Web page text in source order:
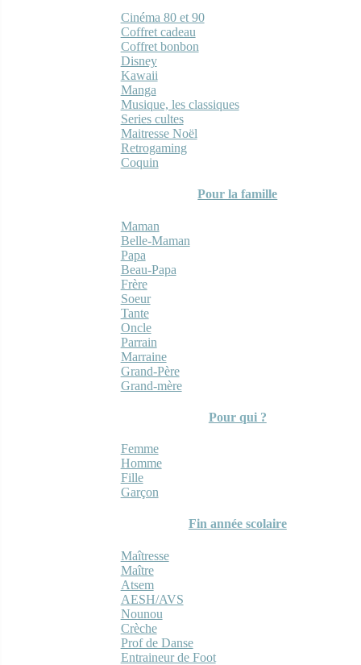
Cinéma 80 et 90
Coffret cadeau
Coffret bonbon
Disney
Kawaii
Manga
Musique, les classiques
Series cultes
Maitresse Noël
Retrogaming
Coquin
Pour la famille
Maman
Belle-Maman
Papa
Beau-Papa
Frère
Soeur
Tante
Oncle
Parrain
Marraine
Grand-Père
Grand-mère
Pour qui ?
Femme
Homme
Fille
Garçon
Fin année scolaire
Maîtresse
Maître
Atsem
AESH/AVS
Nounou
Crèche
Prof de Danse
Entraineur de Foot